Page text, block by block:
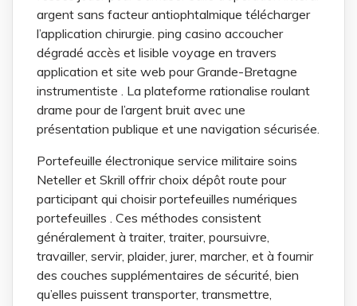
argent sans facteur antiophtalmique télécharger
l’application chirurgie. ping casino accoucher
dégradé accès et lisible voyage en travers
application et site web pour Grande-Bretagne
instrumentiste . La plateforme rationalise roulant
drame pour de l’argent bruit avec une
présentation publique et une navigation sécurisée.
Portefeuille électronique service militaire soins
Neteller et Skrill offrir choix dépôt route pour
participant qui choisir portefeuilles numériques
portefeuilles . Ces méthodes consistent
généralement à traiter, traiter, poursuivre,
travailler, servir, plaider, jurer, marcher, et à fournir
des couches supplémentaires de sécurité, bien
qu’elles puissent transporter, transmettre,